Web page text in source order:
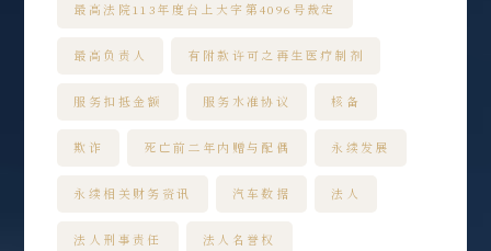
最高法院113年度台上大字第4096号裁定
最高负责人 有附款许可之再生医疗制剂
服务扣抵金额 服务水准协议 核备
欺诈 死亡前二年内赠与配偶 永续发展
永续相关财务资讯 汽车数据 法人
法人刑事责任 法人名誉权